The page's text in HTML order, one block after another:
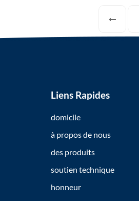
Liens Rapides
domicile
à propos de nous
des produits
soutien technique
honneur